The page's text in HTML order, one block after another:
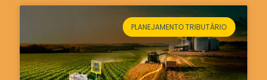
PLANEJAMENTO TRIBUTÁRIO